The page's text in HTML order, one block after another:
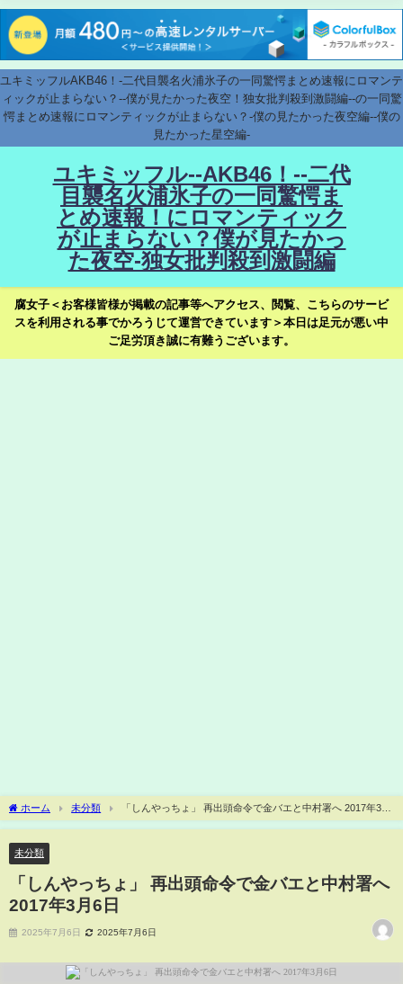
ユキミッフルAKB46！-二代目襲名火浦氷子の一同驚愕まとめ速報にロマンテ
ィックが止まらない？--僕が見たかった夜空！独女批判殺到激闘編--の一同驚
愕まとめ速報にロマンティックが止まらない？-僕の見たかった夜空編--僕の
見たかった星空編-
ユキミッフル--AKB46！--二代
目襲名火浦氷子の一同驚愕ま
とめ速報！にロマンティック
が止まらない？僕が見たかっ
た夜空-独女批判殺到激闘編
腐女子＜お客様皆様が掲載の記事等へアクセス、閲覧、こちらのサービ
スを利用される事でかろうじて運営できています＞本日は足元が悪い中
ご足労頂き誠に有難うございます。
ホーム 未分類
「しんやっちょ」 再出頭命令で金バエと中村署へ 2017年3月
6日
未分類
「しんやっちょ」 再出頭命令で金バエと中村署へ
2017年3月6日
2025年7月6日 2025年7月6日